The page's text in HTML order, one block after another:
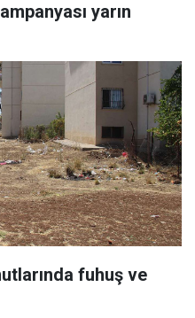
yarın
fuhuş ve